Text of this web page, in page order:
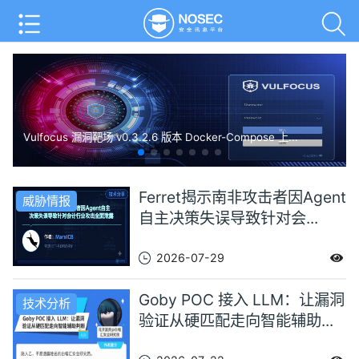
Vulfocus 漏洞靶场 v0.3.2.6 版本 Docker-Compose 上...
威胁情报
Ferret揭示南非攻击者因Agent
自主决策失误导致针对会...
2026-07-29
技术分析
Goby POC 接入 LLM：让漏洞
验证从硬匹配走向智能辅助...